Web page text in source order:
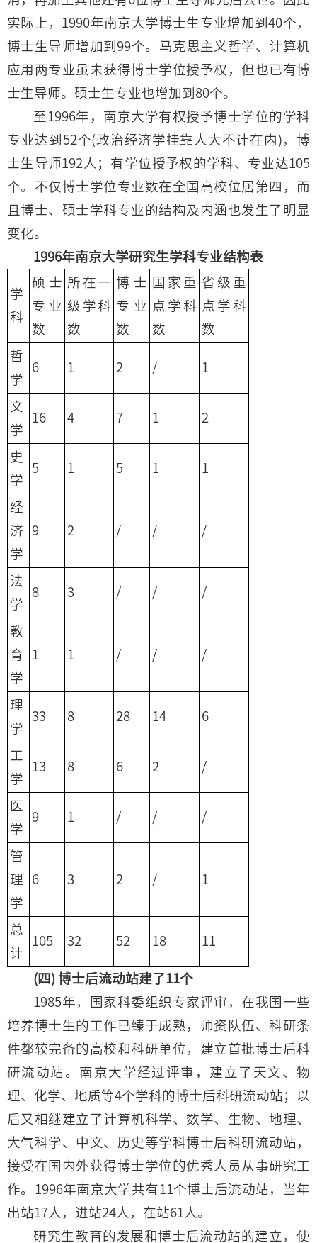
实际上，1990年南京大学博士生专业增加到40个，
博士生导师增加到99个。马克思主义哲学、计算机
应用两专业虽未获得博士学位授予权，但也已有博
士生导师。硕士生专业也增加到80个。
至1996年，南京大学有权授予博士学位的学科
专业达到52个(政治经济学挂靠人大不计在内)，博
士生导师192人；有学位授予权的学科、专业达105
个。不仅博士学位专业数在全国高校位居第四，而
且博士、硕士学科专业的结构及内涵也发生了明显
变化。
1996年南京大学研究生学科专业结构表
学
科
硕士
专业
数
所在一
级学科
数
博士
专业
数
国家重
点学科
数
省级重
点学科
数
哲
学
6 1 2 / 1
文
学
16 4 7 1 2
史
学
5 1 5 1 1
经
济
学
9 2 / / /
法
学
8 3 / / /
教
育
学
1 1 / / /
理
学
33 8 28 14 6
工
学
13 8 6 2 /
医
学
9 1 / / /
管
理
学
6 3 2 / 1
总
计
105 32 52 18 11
(四) 博士后流动站建了11个
1985年，国家科委组织专家评审，在我国一些
培养博士生的工作已臻于成熟，师资队伍、科研条
件都较完备的高校和科研单位，建立首批博士后科
研流动站。南京大学经过评审，建立了天文、物
理、化学、地质等4个学科的博士后科研流动站；以
后又相继建立了计算机科学、数学、生物、地理、
大气科学、中文、历史等学科博士后科研流动站，
接受在国内外获得博士学位的优秀人员从事研究工
作。1996年南京大学共有11个博士后流动站，当年
出站17人，进站24人，在站61人。
研究生教育的发展和博士后流动站的建立，使